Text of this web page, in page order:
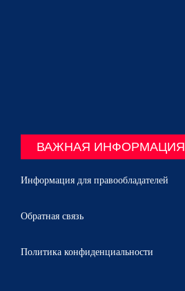
ВАЖНАЯ ИНФОРМАЦИЯ
Информация для правообладателей
Обратная связь
Политика конфиденциальности